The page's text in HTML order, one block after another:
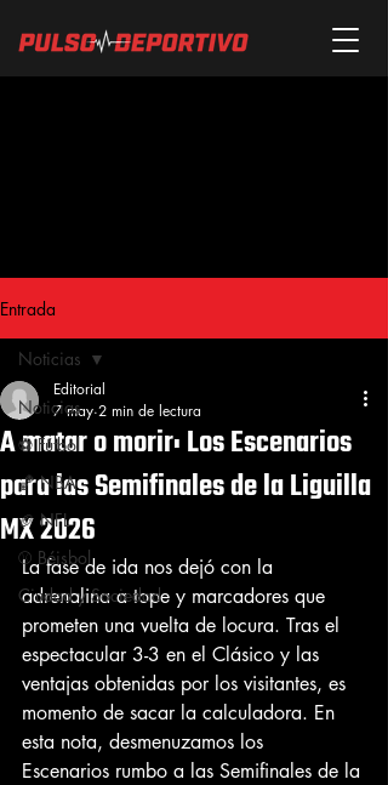
Entrada
Noticias
⚽ Fútbol
🏀 NBA
🏈 NFL
⚾ Béisbol
Ciudad y Sociedad
Noticias
A matar o morir: Los Escenarios
para las Semifinales de la Liguilla
MX 2026
Editorial
7 may 2 min de lectura
La fase de ida nos dejó con la
adrenalina a tope y marcadores que
prometen una vuelta de locura. Tras el
espectacular 3-3 en el Clásico y las
ventajas obtenidas por los visitantes, es
momento de sacar la calculadora. En
esta nota, desmenuzamos los
Escenarios rumbo a las Semifinales de la